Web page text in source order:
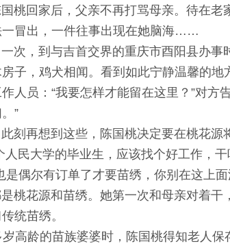
回家后，父亲不再打骂母亲。待在老
一冒出，一件往事出现在她脑海……
，到与吉首交界的重庆市酉阳县办事
子，鸡犬相闻。看到如此宁静温馨的
人员：“我要怎样才能留在这里？”对方
”
再想到这些，陈国桃决定要在桃花源
民大学的毕业生，应该找个好工作，干
是偶尔有订单了才要苗绣，你别在这上
花源和苗绣。她第一次和母亲对着干
统苗绣。
龄的苗族婆婆时，陈国桃得知老人保